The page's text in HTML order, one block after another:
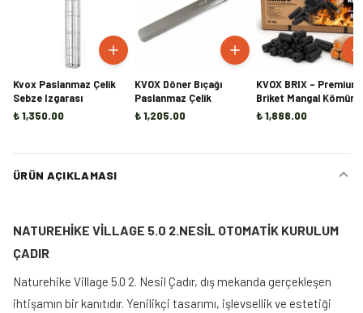
Kvox Paslanmaz Çelik
Sebze Izgarası
₺ 1,350.00
KVOX Döner Bıçağı
Paslanmaz Çelik
₺ 1,205.00
KVOX BRIX – Premium
Briket Mangal Kömürü
(10KG)
₺ 1,888.00
ÜRÜN AÇIKLAMASI
NATUREHİKE VİLLAGE 5.0 2.NESİL OTOMATİK KURULUM
ÇADIR
Naturehike Village 5.0 2. Nesil Çadır, dış mekanda gerçekleşen
ihtişamın bir kanıtıdır. Yenilikçi tasarımı, işlevsellik ve estetiği